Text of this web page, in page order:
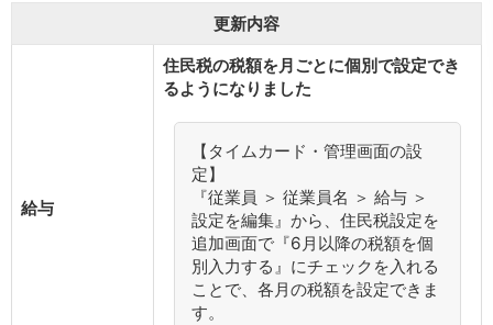
更新内容
給与
住民税の税額を月ごとに個別で設定でき
るようになりました
【タイムカード・管理画面の設
定】
『従業員 ＞ 従業員名 ＞ 給与 ＞
設定を編集』から、住民税設定を
追加画面で『6月以降の税額を個
別入力する』にチェックを入れる
ことで、各月の税額を設定できま
す。